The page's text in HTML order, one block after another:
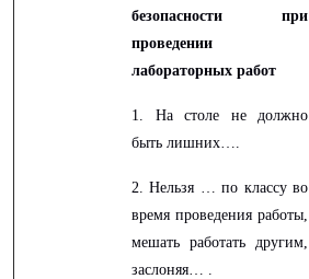
безопасности при
проведении
лабораторных работ
1. На столе не должно
быть лишних….
2. Нельзя … по классу во
время проведения работы,
мешать работать другим,
заслоняя… .